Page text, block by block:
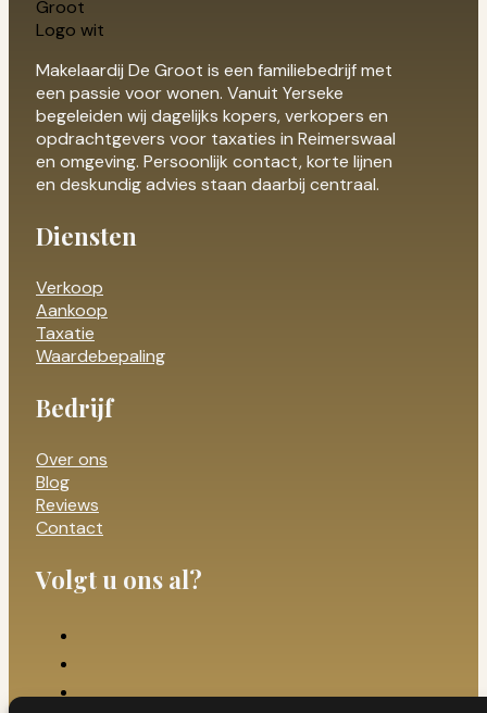
Makelaardij De Groot is een familiebedrijf met
een passie voor wonen. Vanuit Yerseke
begeleiden wij dagelijks kopers, verkopers en
opdrachtgevers voor taxaties in Reimerswaal
en omgeving. Persoonlijk contact, korte lijnen
en deskundig advies staan daarbij centraal.
Diensten
Verkoop
Aankoop
Taxatie
Waardebepaling
Bedrijf
Over ons
Blog
Reviews
Contact
Volgt u ons al?